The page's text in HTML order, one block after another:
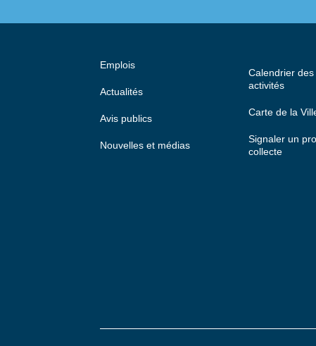
Emplois
Actualités
Avis publics
Nouvelles et médias
Calendrier
activités
Carte de la
Signaler un
collecte